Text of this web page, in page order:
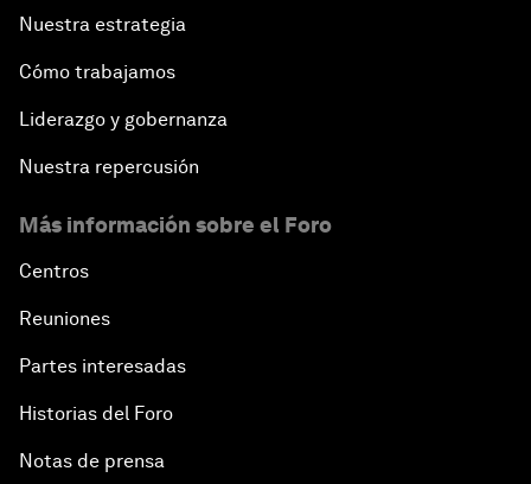
Nuestra estrategia
Cómo trabajamos
Liderazgo y gobernanza
Nuestra repercusión
Más información sobre el Foro
Centros
Reuniones
Partes interesadas
Historias del Foro
Notas de prensa